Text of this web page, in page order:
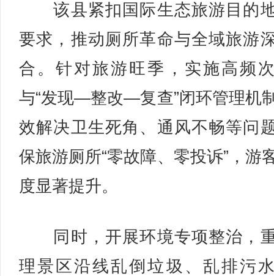
该县紧扣国际生态旅游目的
要求，推动厕所革命与全域旅游
合。针对旅游旺季，实施高频
与“发现—整改—复查”闭环管理机
效解决卫生死角、通风不畅等问
保旅游厕所“零故障、零投诉”，游
度显著提升。
同时，开展环境专项整治，
理景区沿线乱倒垃圾、乱排污